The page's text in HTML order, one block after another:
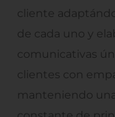
cliente
de cada uno y
comunicativas
clientes con
manteniendo